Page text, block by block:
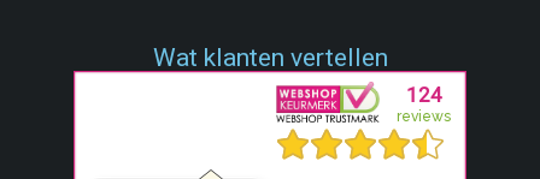
Wat klanten vertellen